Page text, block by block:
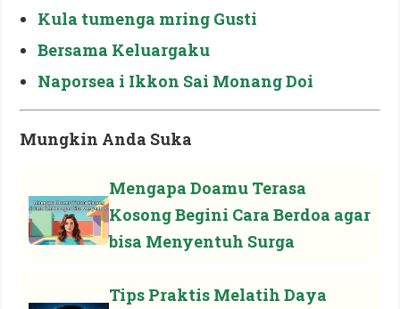
Kula tumenga mring Gusti
Bersama Keluargaku
Naporsea i Ikkon Sai Monang Doi
Mungkin Anda Suka
Mengapa Doamu Terasa
Kosong Begini Cara Berdoa agar
bisa Menyentuh Surga
Tips Praktis Melatih Daya